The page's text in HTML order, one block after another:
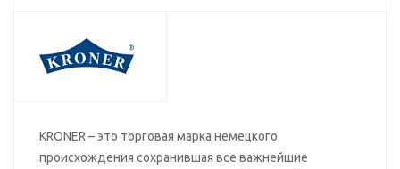
KRONER – это торговая марка немецкого
происхождения сохранившая все важнейшие